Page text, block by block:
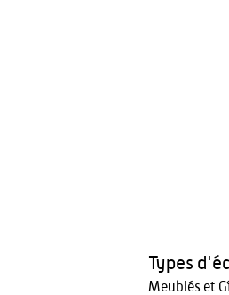
Types
Meublés et